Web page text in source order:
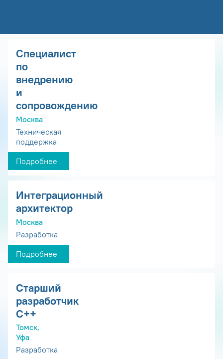
Специалист
по
внедрению
и
сопровождению
Москва
Техническая
поддержка
Подробнее
Интеграционный
архитектор
Москва
Разработка
Подробнее
Старший
разработчик
С++
Томск,
Уфа
Разработка